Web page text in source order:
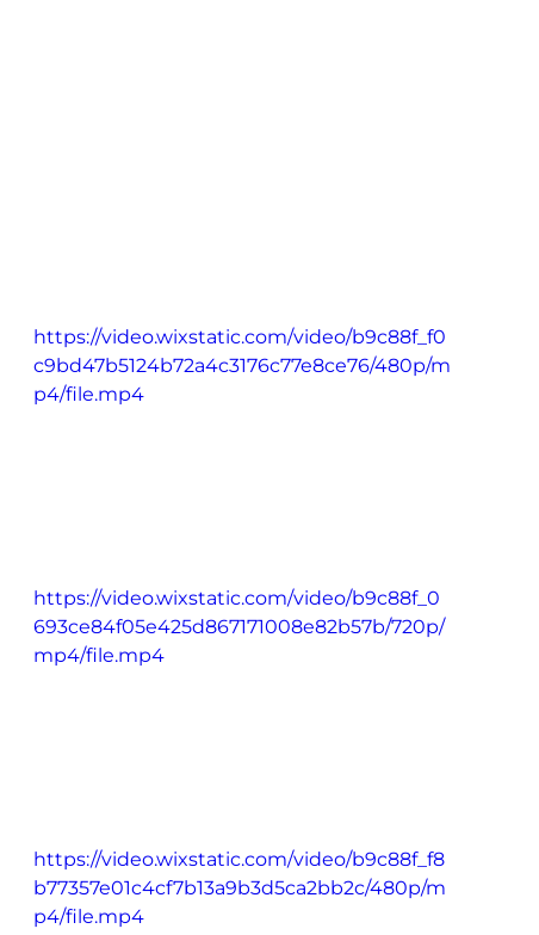
https://video.wixstatic.com/video/b9c88f_f0
c9bd47b5124b72a4c3176c77e8ce76/480p/m
p4/file.mp4
https://video.wixstatic.com/video/b9c88f_0
693ce84f05e425d867171008e82b57b/720p/
mp4/file.mp4
https://video.wixstatic.com/video/b9c88f_f8
b77357e01c4cf7b13a9b3d5ca2bb2c/480p/m
p4/file.mp4